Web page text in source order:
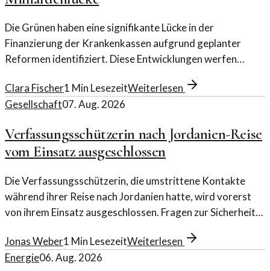
Die Grünen haben eine signifikante Lücke in der
Finanzierung der Krankenkassen aufgrund geplanter
Reformen identifiziert. Diese Entwicklungen werfen
Clara Fischer1 Min LesezeitWeiterlesen
Gesellschaft07. Aug. 2026
Verfassungsschützerin nach Jordanien-Reise
vom Einsatz ausgeschlossen
Die Verfassungsschützerin, die umstrittene Kontakte
während ihrer Reise nach Jordanien hatte, wird vorerst
von ihrem Einsatz ausgeschlossen. Fragen zur Sicherheit
Jonas Weber1 Min LesezeitWeiterlesen
Energie06. Aug. 2026